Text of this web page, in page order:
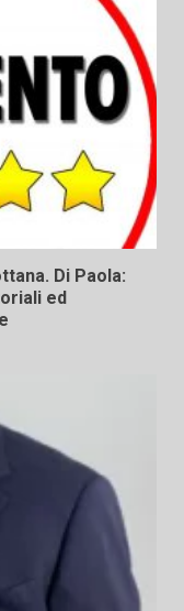
Di Paola:
ed